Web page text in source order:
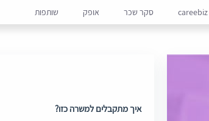
careebiz סקר שכר אופק שותפות
איך מתקבלים למשרה כזו?